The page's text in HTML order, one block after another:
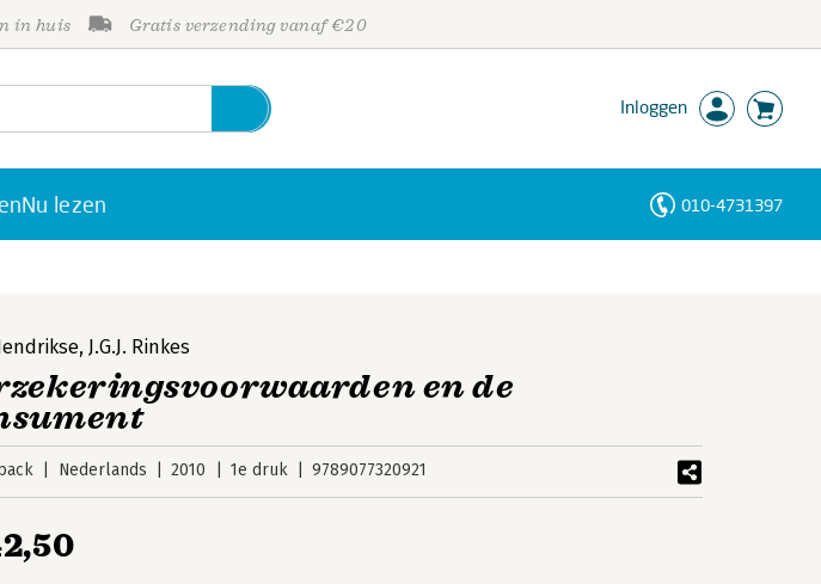
in huis Gratis verzending vanaf €20
Inloggen
Nu lezen 010-4731397
, J.G.J. Rinkes
en de
Nederlands 2010 1e druk 9789077320921
Personen